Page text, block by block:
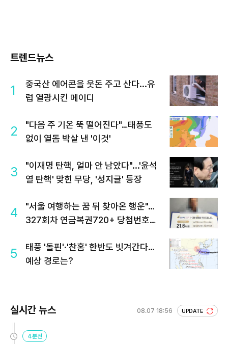
트렌드뉴스
1
중국산 에어콘을 웃돈 주고 산다...유
럽 열광시킨 메이디
2
"다음 주 기온 뚝 떨어진다"…태풍도
없이 열돔 박살 낸 '이것'
3
"이재명 탄핵, 얼마 안 남았다"...'윤석
열 탄핵' 맞힌 무당, '성지글' 등장
4
"서울 여행하는 꿈 뒤 찾아온 행운"…
327회차 연금복권720+ 당첨번호조
5
태풍 '돌핀'·'찬홈' 한반도 빗겨간다…
예상 경로는?
실시간 뉴스 08.07 18:56 UPDATE
4분전